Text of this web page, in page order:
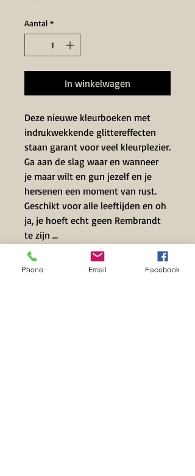
Aantal *
In winkelwagen
Deze nieuwe kleurboeken met
indrukwekkende glittereffecten
staan garant voor veel kleurplezier.
Ga aan de slag waar en wanneer
je maar wilt en gun jezelf en je
hersenen een moment van rust.
Geschikt voor alle leeftijden en oh
ja, je hoeft echt geen Rembrandt
te zijn ...
Phone Email Facebook